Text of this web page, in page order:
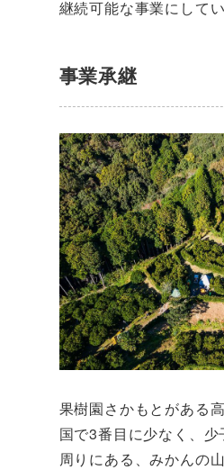
継続可能な事業にして
事業承継
果樹園さかもとがある
国で3番目に少なく、少
周りにある、みかんの